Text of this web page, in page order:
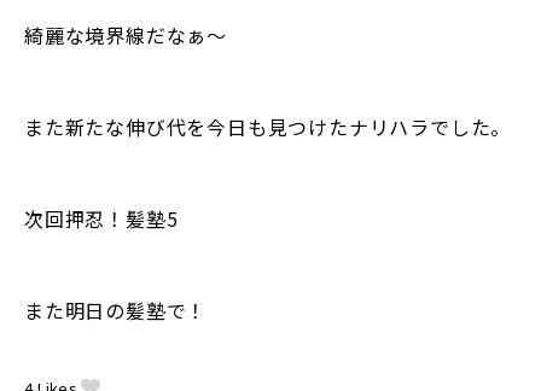
綺麗な境界線だなぁ〜
また新たな伸び代を今日も見つけたナリハラでした。
次回押忍！髪塾5
また明日の髪塾で！